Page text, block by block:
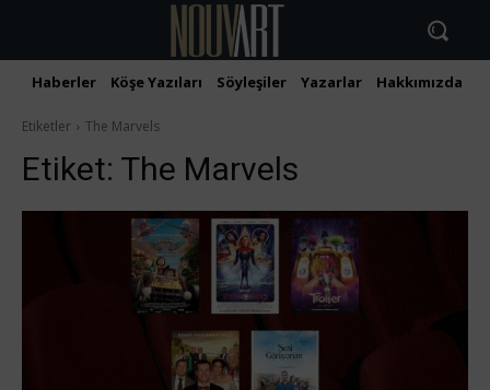
Haberler Köşe Yazıları Söyleşiler Yazarlar Hakkımızda
Etiketler The Marvels
Etiket: The Marvels